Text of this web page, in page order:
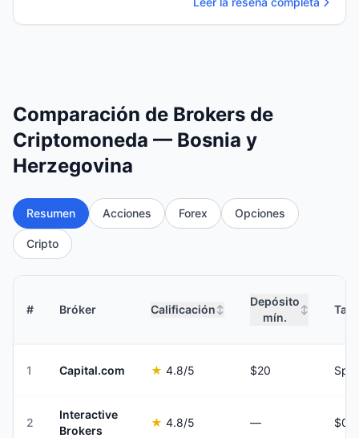
Comparación de Brokers de
Criptomoneda — Bosnia y
Herzegovina
Resumen Acciones Forex Opciones
Cripto
# Bróker Calificación ↕
Depósito
mín.
↕
1 Capital.com ★ 4.8/5 $20
2
Interactive
Brokers
★ 4.8/5 —